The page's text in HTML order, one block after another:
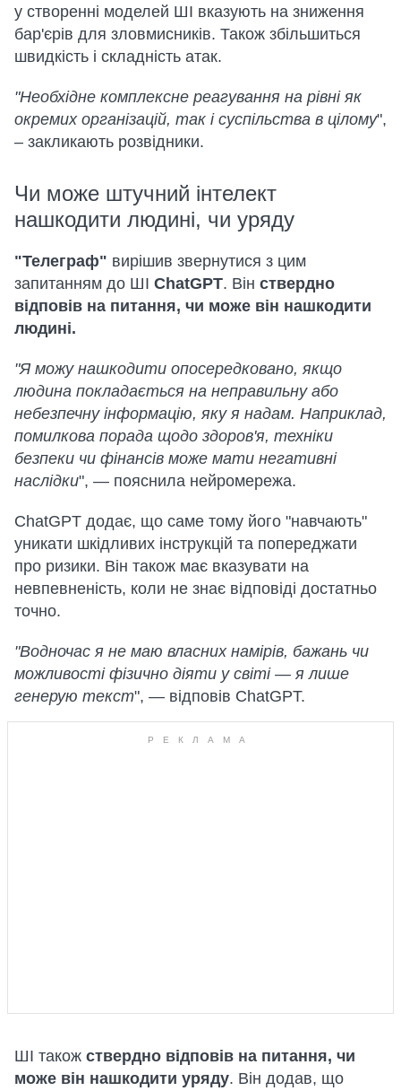
у створенні моделей ШІ вказують на зниження
бар'єрів для зловмисників. Також збільшиться
швидкість і складність атак.
"Необхідне комплексне реагування на рівні як
окремих організацій, так і суспільства в цілому",
– закликають розвідники.
Чи може штучний інтелект
нашкодити людині, чи уряду
"Телеграф" вирішив звернутися з цим
запитанням до ШІ ChatGPT. Він ствердно
відповів на питання, чи може він нашкодити
людині.
"Я можу нашкодити опосередковано, якщо
людина покладається на неправильну або
небезпечну інформацію, яку я надам. Наприклад,
помилкова порада щодо здоров'я, техніки
безпеки чи фінансів може мати негативні
наслідки", — пояснила нейромережа.
ChatGPT додає, що саме тому його "навчають"
уникати шкідливих інструкцій та попереджати
про ризики. Він також має вказувати на
невпевненість, коли не знає відповіді достатньо
точно.
"Водночас я не маю власних намірів, бажань чи
можливості фізично діяти у світі — я лише
генерую текст", — відповів ChatGPT.
ШІ також ствердно відповів на питання, чи
може він нашкодити уряду. Він додав, що